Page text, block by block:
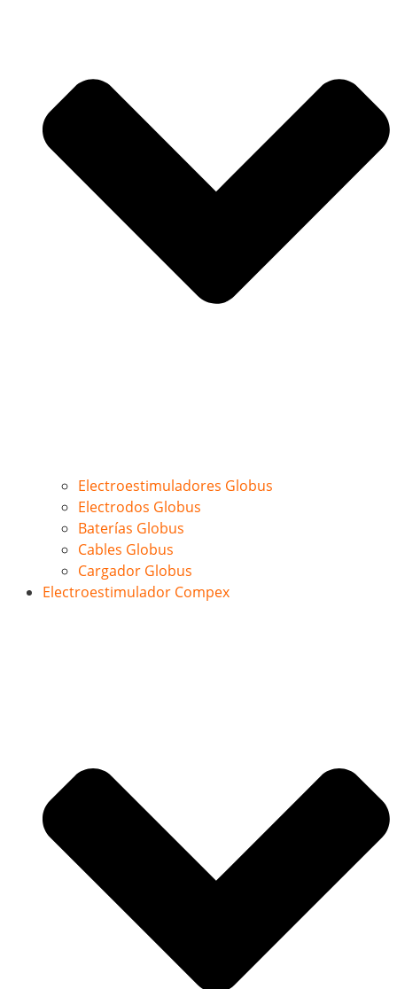
Electroestimuladores Globus
Electrodos Globus
Baterías Globus
Cables Globus
Cargador Globus
Electroestimulador Compex